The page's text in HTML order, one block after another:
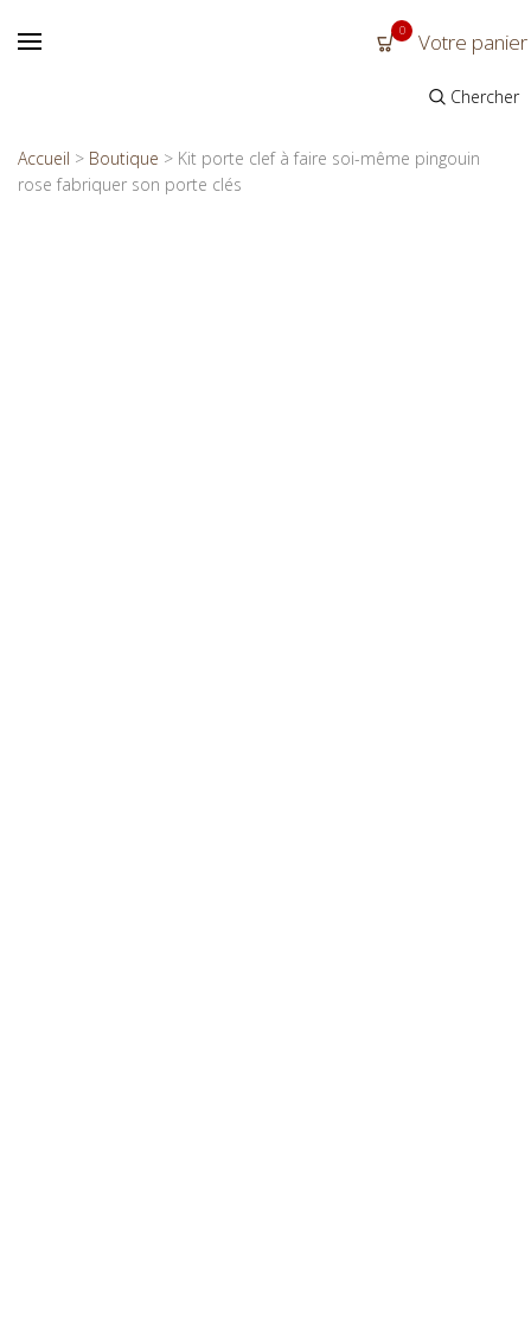
0 Votre panier
Chercher
Accueil > Boutique > Kit porte clef à faire soi-même pingouin
rose fabriquer son porte clés